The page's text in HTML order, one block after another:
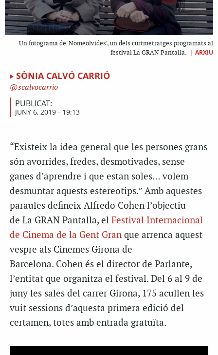
Un fotograma de 'Nomeolvides', un dels curtmetratges programats al
festival La GRAN Pantalla.
| ARXIU
SÒNIA CALVÓ CARRIÓ
scalvocarrio
PUBLICAT:
JUNY 6, 2019 - 19:13
“Existeix la idea general que les persones grans
són avorrides, fredes, desmotivades, sense
ganes d’aprendre i que estan soles… volem
desmuntar aquests estereotips.” Amb aquestes
paraules defineix Alfredo Cohen l’objectiu
de La GRAN Pantalla, el Festival Internacional
de Cinema de la Gent Gran que arrenca aquest
vespre als Cinemes Girona de
Barcelona. Cohen és el director de Parlante,
l’entitat que organitza el festival. Del 6 al 9 de
juny les sales del carrer Girona, 175 acullen les
vuit sessions d’aquesta primera edició del
certamen, totes amb entrada gratuïta.